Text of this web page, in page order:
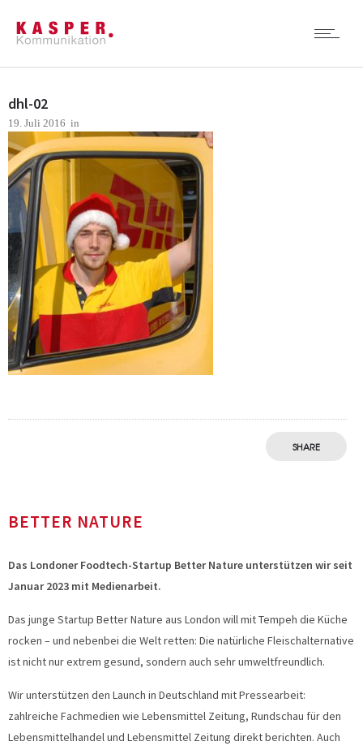
dhl-02
19. Juli 2016 in
SHARE
BETTER NATURE
Das Londoner Foodtech-Startup Better Nature unterstützen wir seit
Januar 2023 mit Medienarbeit.
Das junge Startup Better Nature aus London will mit Tempeh die Küche
rocken – und nebenbei die Welt retten: Die natürliche Fleischalternative
ist nicht nur extrem gesund, sondern auch sehr umweltfreundlich.
Wir unterstützen den Launch in Deutschland mit Pressearbeit:
zahlreiche Fachmedien wie Lebensmittel Zeitung, Rundschau für den
Lebensmittelhandel und Lebensmittel Zeitung direkt berichten. Auch